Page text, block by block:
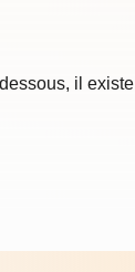
il existe